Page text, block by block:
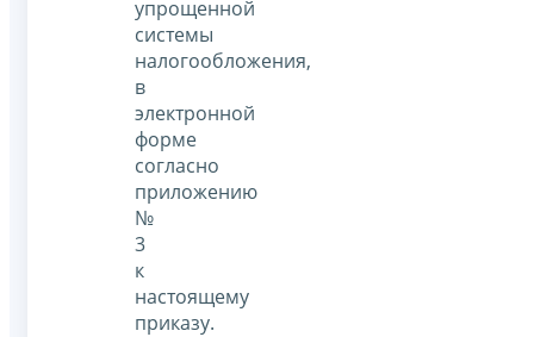
упрощенной
системы
налогообложения,
в
электронной
форме
согласно
приложению
№
3
к
настоящему
приказу.